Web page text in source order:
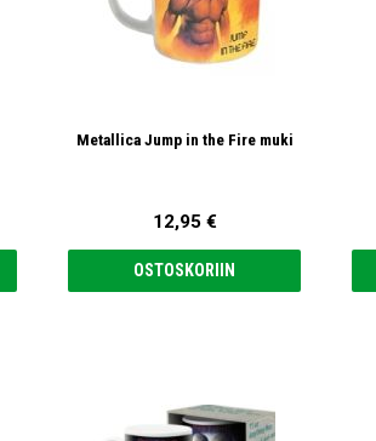
Metallica Jump in the Fire muki
12,95 €
OSTOSKORIIN